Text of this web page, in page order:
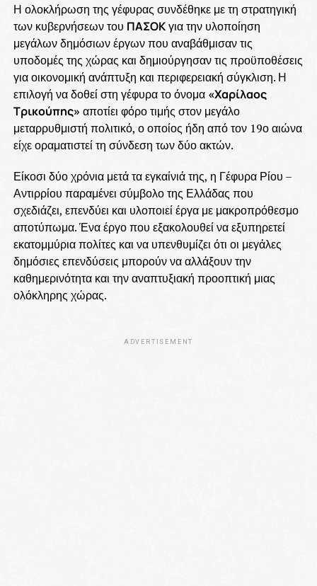
Η ολοκλήρωση της γέφυρας συνδέθηκε με τη στρατηγική
των κυβερνήσεων του ΠΑΣΟΚγια την υλοποίηση
μεγάλων δημόσιων έργων που αναβάθμισαν τις
υποδομές της χώρας και δημιούργησαν τις προϋποθέσεις
για οικονομική ανάπτυξη και περιφερειακή σύγκλιση. Η
επιλογή να δοθεί στη γέφυρα το όνομα «Χαρίλαος
Τρικούπης» αποτίει φόρο τιμής στον μεγάλο
μεταρρυθμιστή πολιτικό, ο οποίος ήδη από τον 19ο αιώνα
είχε οραματιστεί τη σύνδεση των δύο ακτών.
Είκοσι δύο χρόνια μετά τα εγκαίνιά της, η Γέφυρα Ρίου –
Αντιρρίου παραμένει σύμβολο της Ελλάδας που
σχεδιάζει, επενδύει και υλοποιεί έργα με μακροπρόθεσμο
αποτύπωμα. Ένα έργο που εξακολουθεί να εξυπηρετεί
εκατομμύρια πολίτες και να υπενθυμίζει ότι οι μεγάλες
δημόσιες επενδύσεις μπορούν να αλλάξουν την
καθημερινότητα και την αναπτυξιακή προοπτική μιας
ολόκληρης χώρας.
ADVERTISEMENT